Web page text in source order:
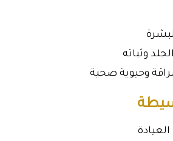
وثباته
وحيوية صحية